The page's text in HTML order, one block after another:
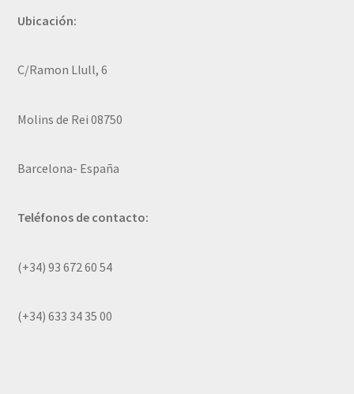
Ubicación:
C/Ramon Llull, 6
Molins de Rei 08750
Barcelona- España
Teléfonos de contacto:
(+34) 93 672 60 54
(+34) 633 34 35 00